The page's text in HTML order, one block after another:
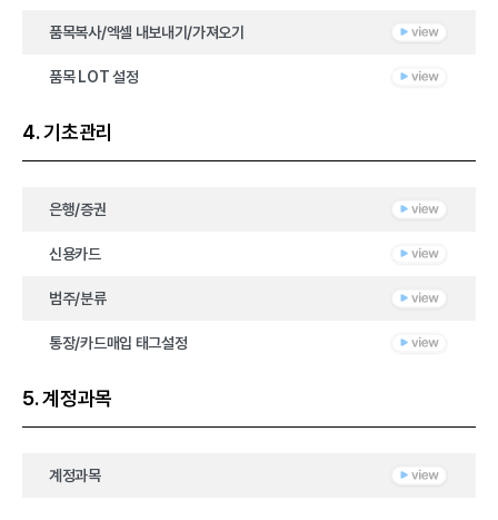
품목복사/엑셀 내보내기/가져오기
품목 LOT 설정
4. 기초관리
은행/증권
신용카드
범주/분류
통장/카드매입 태그설정
5. 계정과목
계정과목